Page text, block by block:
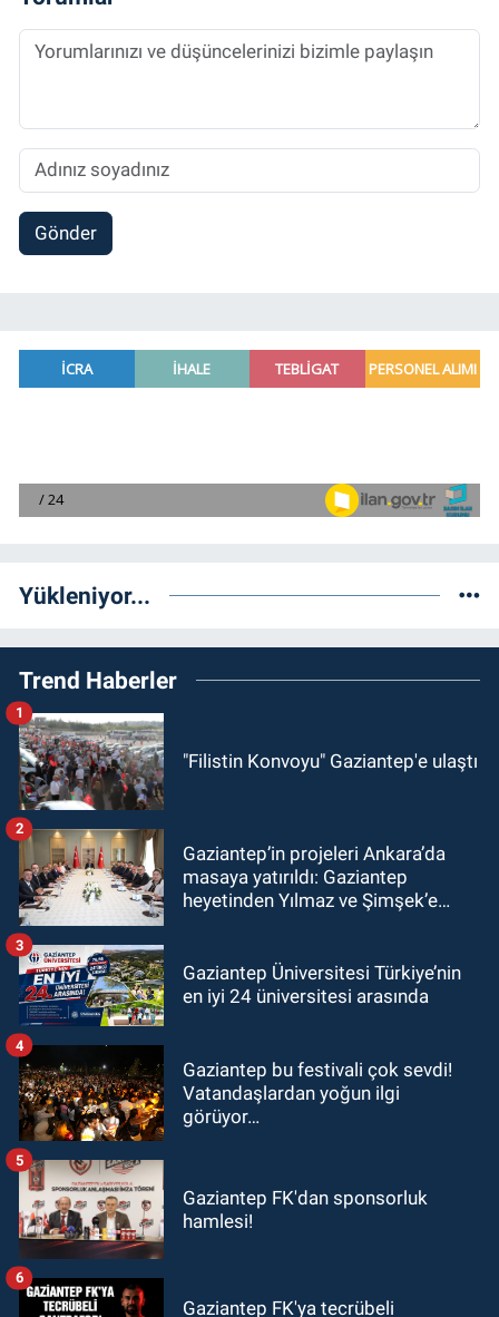
Gönder
Yükleniyor...
Trend Haberler
"Filistin Konvoyu" Gaziantep'e ulaştı
1
Gaziantep’in projeleri Ankara’da
masaya yatırıldı: Gaziantep
heyetinden Yılmaz ve Şimşek’e
2
Gaziantep Üniversitesi Türkiye’nin
en iyi 24 üniversitesi arasında
3
Gaziantep bu festivali çok sevdi!
Vatandaşlardan yoğun ilgi
görüyor…
4
Gaziantep FK'dan sponsorluk
hamlesi!
5
Gaziantep FK'ya tecrübeli
6